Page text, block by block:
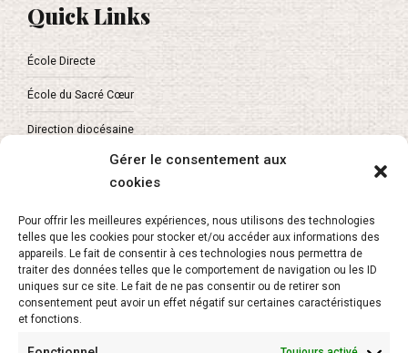
Gérer le consentement aux
cookies
Pour offrir les meilleures expériences, nous utilisons des technologies
telles que les cookies pour stocker et/ou accéder aux informations des
appareils. Le fait de consentir à ces technologies nous permettra de
traiter des données telles que le comportement de navigation ou les ID
uniques sur ce site. Le fait de ne pas consentir ou de retirer son
consentement peut avoir un effet négatif sur certaines caractéristiques
et fonctions.
Quick Links
École Directe
École du Sacré Cœur
Direction diocésaine
About
L’APEL Vaucluse
Secrétariat de l’enseignement catholique